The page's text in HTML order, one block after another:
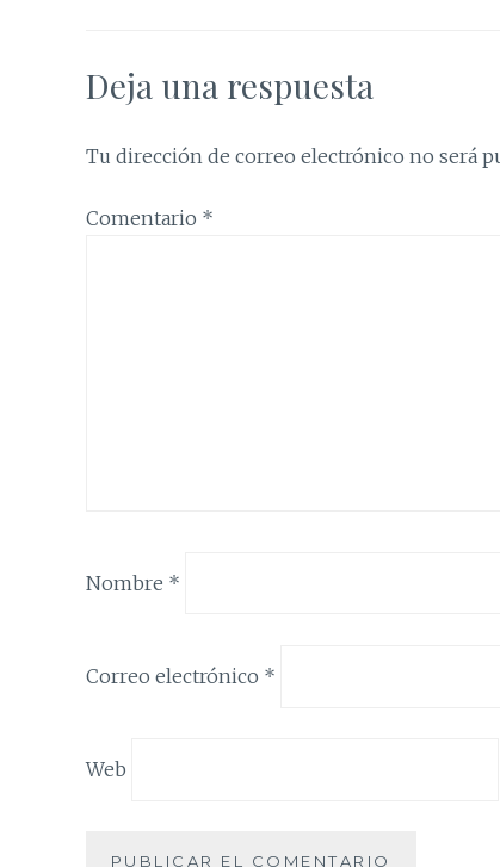
Deja una respuesta
Tu dirección de correo electrónico no será
Comentario *
Nombre *
Correo electrónico *
Web